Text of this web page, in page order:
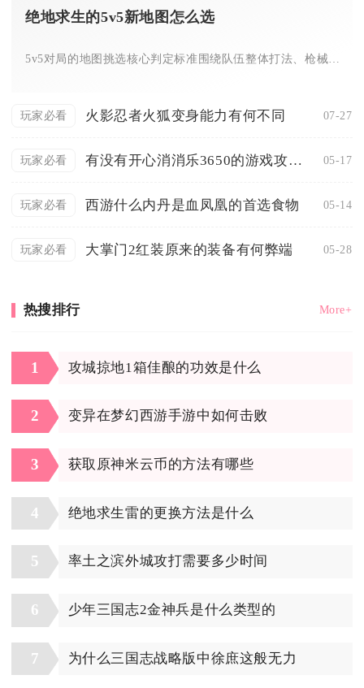
绝地求生的5v5新地图怎么选
玩家必看 火影忍者火狐变身能力有何不同 07-27
玩家必看 有没有开心消消乐3650的游戏攻略推荐 05-17
玩家必看 西游什么内丹是血凤凰的首选食物 05-14
玩家必看 大掌门2红装原来的装备有何弊端 05-28
热搜排行 More+
1 攻城掠地1箱佳酿的功效是什么
2 变异在梦幻西游手游中如何击败
3 获取原神米云币的方法有哪些
4 绝地求生雷的更换方法是什么
5 率土之滨外城攻打需要多少时间
6 少年三国志2金神兵是什么类型的
7 为什么三国志战略版中徐庶这般无力